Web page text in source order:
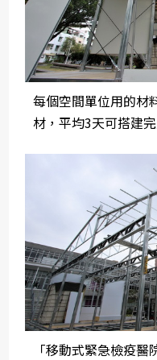
每個空間單位用的材
材，平均3天可搭建
「移動式緊急檢疫